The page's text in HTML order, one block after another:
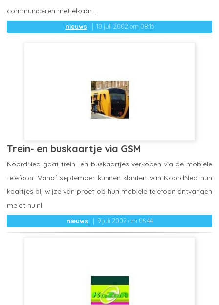
nieuws 10 juli 2002 om 08:15
communiceren met elkaar ...
Trein- en buskaartje via GSM
nieuws 9 juli 2002 om 06:44
NoordNed gaat trein- en buskaartjes verkopen via de mobiele
telefoon. Vanaf september kunnen klanten van NoordNed hun
kaartjes bij wijze van proef op hun mobiele telefoon ontvangen
meldt nu.nl.